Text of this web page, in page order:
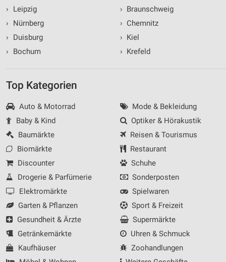
›
Leipzig
›
Nürnberg
›
Duisburg
›
Bochum
› Braunschweig
› Chemnitz
› Kiel
› Krefeld
Top Kategorien
Auto & Motorrad
Baby & Kind
Baumärkte
Biomärkte
Discounter
Drogerie & Parfümerie
Elektromärkte
Garten & Pflanzen
Gesundheit & Ärzte
Getränkemärkte
Kaufhäuser
Mode & Bekleidung
Optiker & Hörakustik
Reisen & Tourismus
Restaurant
Schuhe
Sonderposten
Spielwaren
Sport & Freizeit
Supermärkte
Uhren & Schmuck
Zoohandlungen